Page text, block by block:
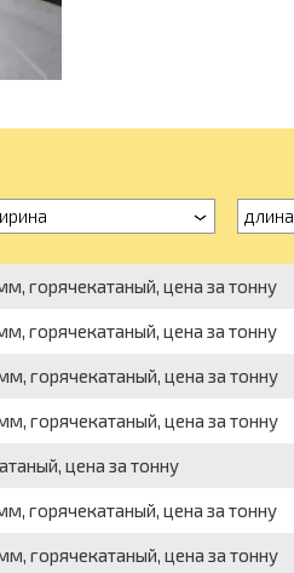
длина
горячекатаный, цена за тонну
горячекатаный, цена за тонну
горячекатаный, цена за тонну
горячекатаный, цена за тонну
цена за тонну
горячекатаный, цена за тонну
горячекатаный, цена за тонну